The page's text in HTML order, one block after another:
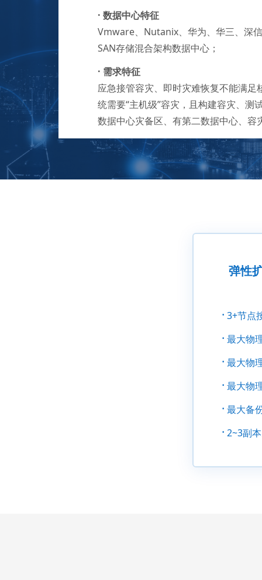
· 数据中心特征
Vmware、Nutanix、华为、华三、深
SAN存储混合架构数据中心；
· 需求特征
应急接管容灾、即时灾难恢复不能满足
统需要“主机级”容灾，且构建容灾、测
数据中心灾备区、有第二数据中心、容
弹性
· 3+节点
· 最大物
· 最大物
· 最大物
· 最大备
· 2~3副